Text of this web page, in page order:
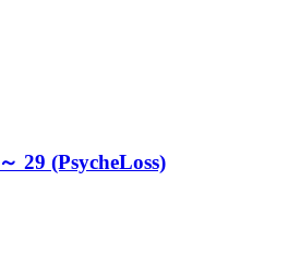
29 (PsycheLoss)